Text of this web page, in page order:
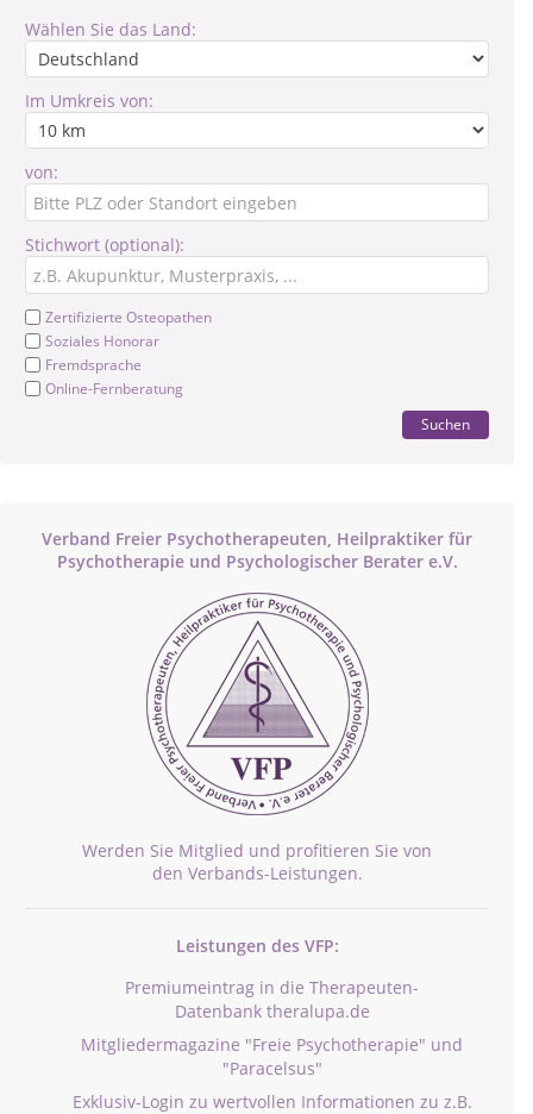
Wählen Sie das Land:
Im Umkreis von:
von:
Stichwort (optional):
Zertifizierte Osteopathen
Soziales Honorar
Fremdsprache
Online-Fernberatung
Suchen
Verband Freier Psychotherapeuten, Heilpraktiker für
Psychotherapie und Psychologischer Berater e.V.
Werden Sie Mitglied und profitieren Sie von
den Verbands-Leistungen.
Leistungen des VFP:
Premiumeintrag in die Therapeuten-
Datenbank theralupa.de
Mitgliedermagazine "Freie Psychotherapie" und
"Paracelsus"
Exklusiv-Login zu wertvollen Informationen zu z.B.